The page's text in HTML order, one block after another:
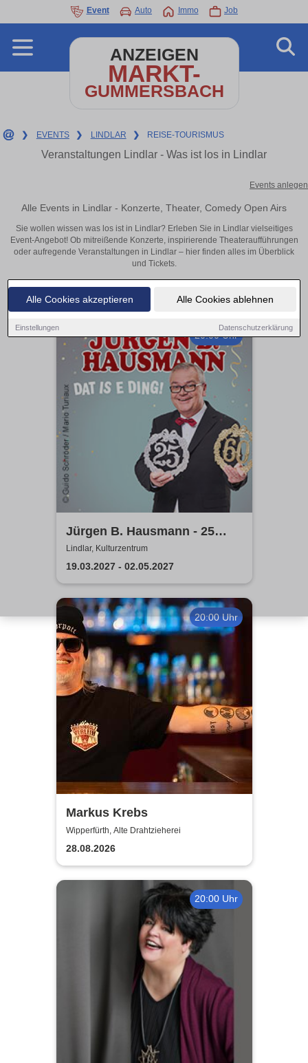
Alle Cookies akzeptieren Alle Cookies ablehnen
Einstellungen Datenschutzerklärung
Event Auto Immo Job
ANZEIGEN
MARKT-
GUMMERSBACH
❯ EVENTS ❯ LINDLAR ❯ REISE-TOURISMUS
Veranstaltungen Lindlar - Was ist los in Lindlar
Events anlegen
Alle Events in Lindlar - Konzerte, Theater, Comedy Open Airs
Sie wollen wissen was los ist in Lindlar? Erleben Sie in Lindlar vielseitiges
Event-Angebot! Ob mitreißende Konzerte, inspirierende Theateraufführungen
oder aufregende Veranstaltungen in Lindlar – hier finden alles im Überblick
und Tickets.
20:00 Uhr
Jürgen B. Hausmann - 25
Jahre - Dat is e Ding!
Lindlar, Kulturzentrum
19.03.2027 - 02.05.2027
20:00 Uhr
Markus Krebs
Wipperfürth, Alte Drahtzieherei
28.08.2026
20:00 Uhr